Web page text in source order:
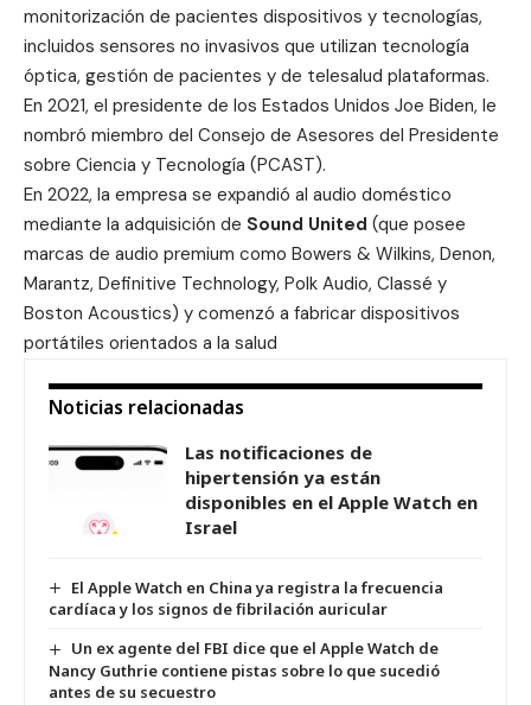
monitorización de pacientes dispositivos y tecnologías,
incluidos sensores no invasivos que utilizan tecnología
óptica, gestión de pacientes y de telesalud plataformas.
En 2021, el presidente de los Estados Unidos Joe Biden, le
nombró miembro del Consejo de Asesores del Presidente
sobre Ciencia y Tecnología (PCAST).
En 2022, la empresa se expandió al audio doméstico
mediante la adquisición de Sound United (que posee
marcas de audio premium como Bowers & Wilkins, Denon,
Marantz, Definitive Technology, Polk Audio, Classé y
Boston Acoustics) y comenzó a fabricar dispositivos
portátiles orientados a la salud
Noticias relacionadas
Las notificaciones de
hipertensión ya están
disponibles en el Apple Watch en
Israel
El Apple Watch en China ya registra la frecuencia
cardíaca y los signos de fibrilación auricular
Un ex agente del FBI dice que el Apple Watch de
Nancy Guthrie contiene pistas sobre lo que sucedió
antes de su secuestro